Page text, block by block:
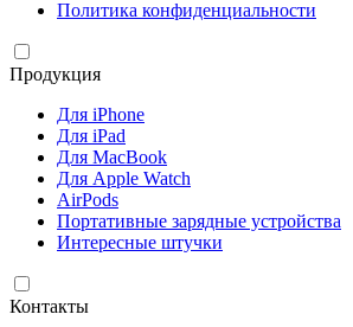
Политика конфиденциальности
Продукция
Для iPhone
Для iPad
Для MacBook
Для Apple Watch
AirPods
Портативные зарядные устройства
Интересные штучки
Контакты